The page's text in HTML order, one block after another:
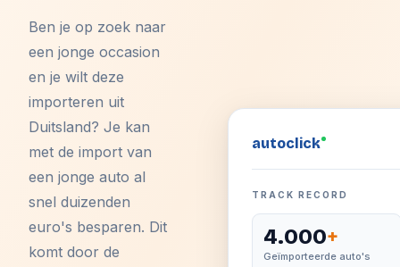
Ben je op zoek naar
een jonge occasion
en je wilt deze
importeren uit
Duitsland? Je kan
met de import van
een jonge auto al
snel duizenden
euro's besparen. Dit
komt door de
autoclick
TRACK RECORD
4.000+
Geïmporteerde auto's